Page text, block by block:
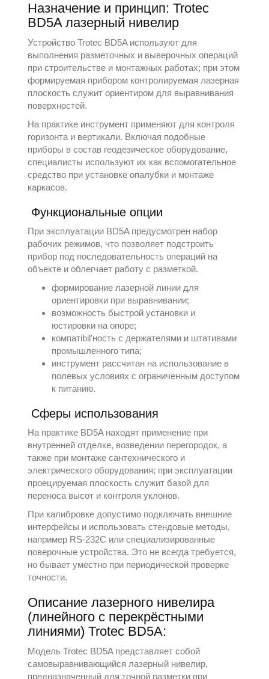
Назначение и принцип: Trotec
BD5A лазерный нивелир
УстройствоTrotec BD5A используют для
выполнения разметочных и выверочных операций
при строительстве и монтажных работах; при этом
формируемая прибором контролируемая лазерная
плоскость служит ориентиром для выравнивания
поверхностей.
На практике инструмент применяют для контроля
горизонта и вертикали. Включая подобные
приборы в состав геодезическое оборудование,
специалисты используют их как вспомогательное
средство при установке опалубки и монтаже
каркасов.
Функциональные опции
При эксплуатации BD5A предусмотрен набор
рабочих режимов, что позволяет подстроить
прибор под последовательность операций на
объекте и облегчает работу с разметкой.
формирование лазерной линии для
ориентировки при выравнивании;
возможность быстрой установки и
юстировки на опоре;
компатibil'ность с держателями и штативами
промышленного типа;
инструмент рассчитан на использование в
полевых условиях с ограниченным доступом
к питанию.
Сферы использования
На практике BD5A находят применение при
внутренней отделке, возведении перегородок, а
также при монтаже сантехнического и
электрического оборудования; при эксплуатации
проецируемая плоскость служит базой для
переноса высот и контроля уклонов.
При калибровке допустимо подключать внешние
интерфейсы и использовать стендовые методы,
например RS-232C или специализированные
поверочные устройства. Это не всегда требуется,
но бывает уместно при периодической проверке
точности.
Описание лазерного нивелира
(линейного с перекрёстными
линиями) Trotec BD5A:
Модель Trotec BD5A представляет собой
самовыравнивающийся лазерный нивелир,
предназначенный для точной разметки при